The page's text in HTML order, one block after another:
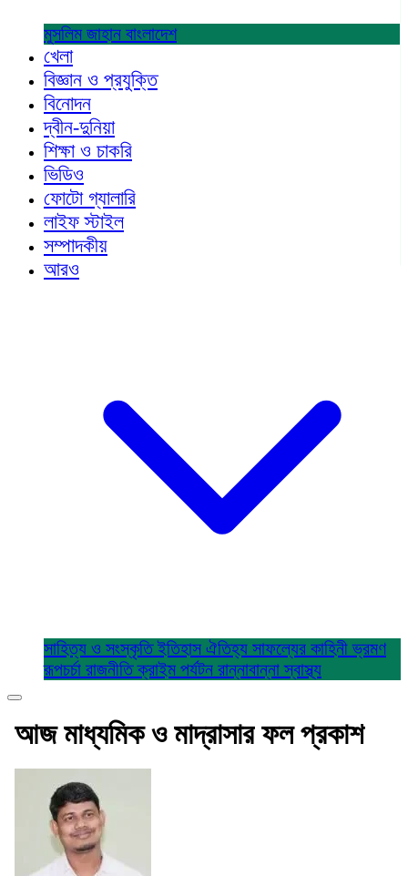
মুসলিম জাহান বাংলাদেশ
খেলা
বিজ্ঞান ও প্রযুক্তি
বিনোদন
দ্বীন-দুনিয়া
শিক্ষা ও চাকরি
ভিডিও
ফোটো গ্যালারি
লাইফ স্টাইল
সম্পাদকীয়
আরও
সাহিত্য ও সংস্কৃতিইতিহাস ঐতিহ্য সাফল্যের কাহিনীভ্রমণ
রূপচর্চা রাজনীতিক্রাইম পর্যটন রান্নাবান্নাস্বাস্থ্য
আজ মাধ্যমিক ও মাদ্রাসার ফল প্রকাশ